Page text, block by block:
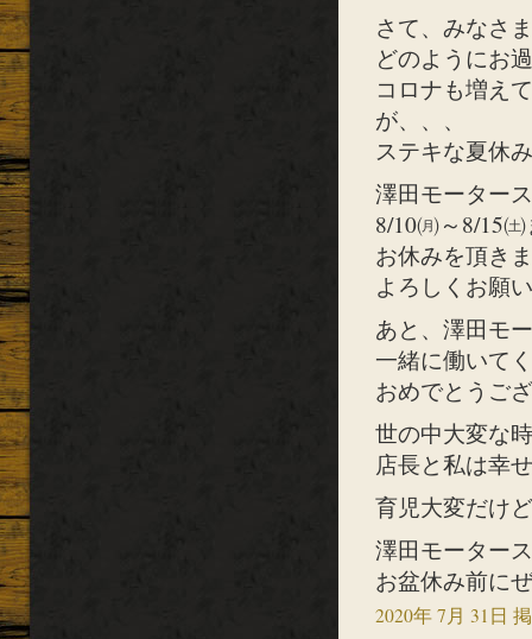
さて、みなさ
どのようにお
コロナも増え
が、、、
ステキな夏休
澤田モーター
8/10㈪～8/15
お休みを頂き
よろしくお願
あと、澤田モ
一緒に働いて
おめでとうご
世の中大変な
店長と私は幸
育児大変だけ
澤田モーター
お盆休み前に
2020年 7月 31日